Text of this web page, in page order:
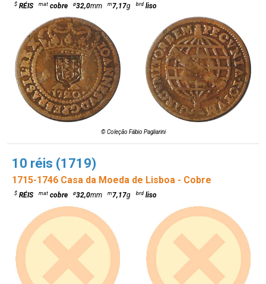
$ RÉIS mat cobre ø32,0mm m7,17g brd liso
© Coleção Fábio Pagliarini
10 réis (1719)
1715-1746 Casa da Moeda de Lisboa - Cobre
$ RÉIS mat cobre ø32,0mm m7,17g brd liso